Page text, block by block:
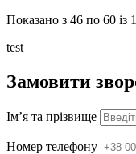
Показано з 46 по 60 із
test
Замовити
Ім’я та прізвище
Номер телефону